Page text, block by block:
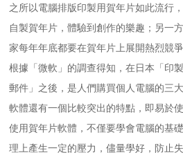
之所以電腦排版印製用賀年片如此流行
自製賀年片，體驗到創作的樂趣；另一
家每年年底都要在賀年片上展開熱烈競
根據「微軟」的調查得知，在日本「印
郵件」之後，是人們購買個人電腦的三
軟體還有一個比較突出的特點，即易於
使用賀年片軟體，不僅要學會電腦的基
理上產生一定的壓力，儘量學好，防止